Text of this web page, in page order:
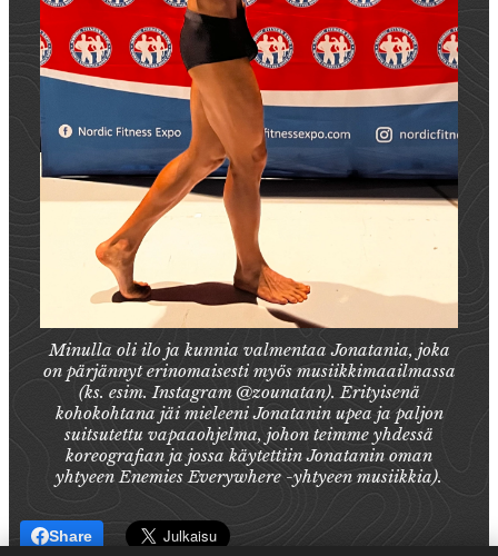
Minulla oli ilo ja kunnia valmentaa Jonatania, joka
on pärjännyt erinomaisesti myös musiikkimaailmassa
(ks. esim. Instagram @zounatan). Erityisenä
kohokohtana jäi mieleeni Jonatanin upea ja paljon
suitsutettu vapaaohjelma, johon teimme yhdessä
koreografian ja jossa käytettiin Jonatanin oman
yhtyeen Enemies Everywhere -yhtyeen musiikkia).
Share